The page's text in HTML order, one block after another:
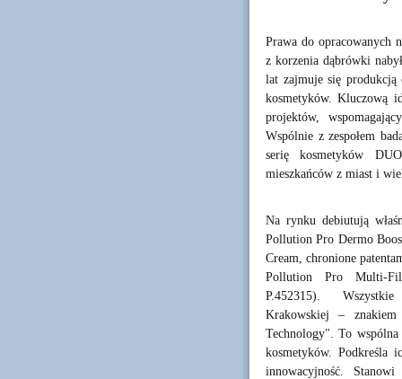
Prawa do
z korzenia dąbrówki
lat zajmuje się produkcją
kosmetyków. Kluczową
projektów,
Wspólnie z zespołem
serię kosmetyków
mieszkańców z miast i
Na rynku debiutują
Pollution Pro Dermo
Cream, chronione
Pollution Pro Multi-
P.452315). Wszystkie
Krakowskiej –
Technology". To
kosmetyków. Podkreśla
innowacyjność.